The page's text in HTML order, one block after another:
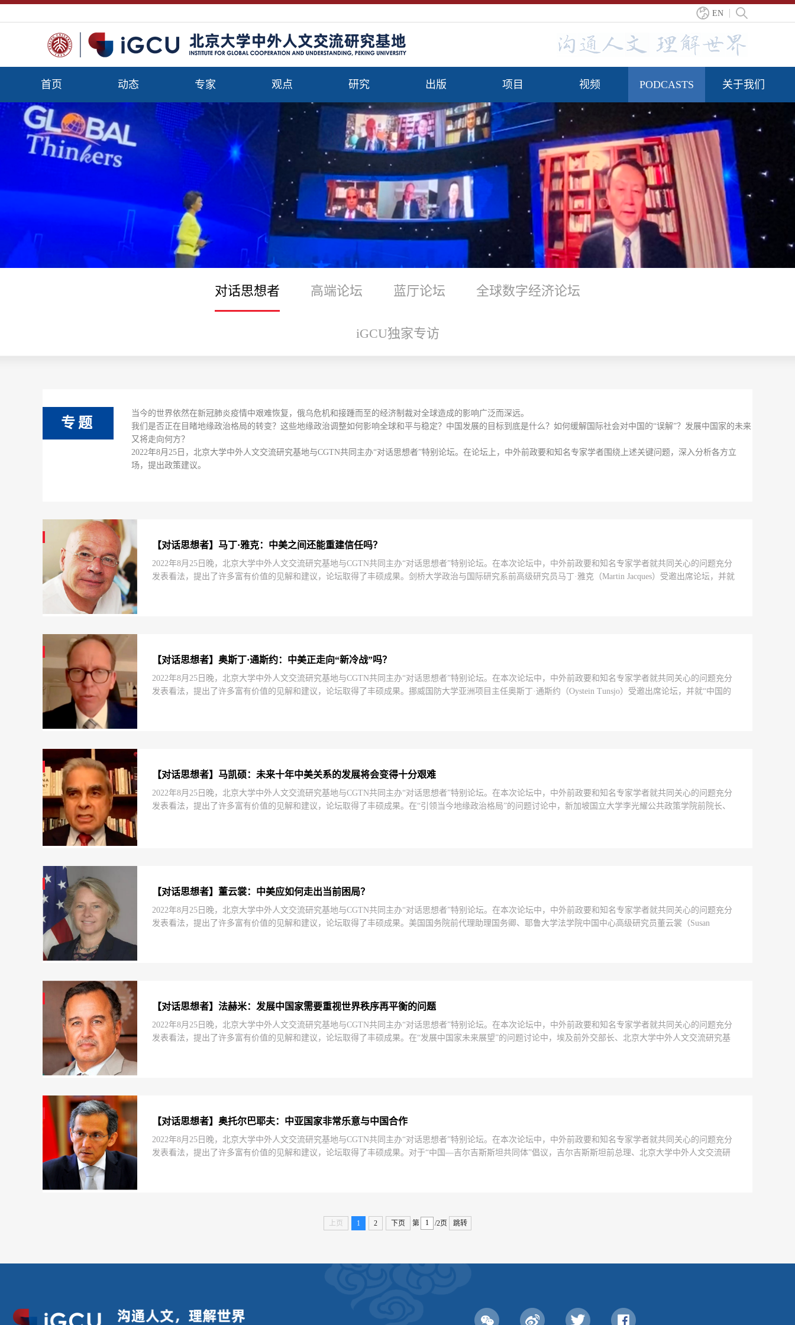
EN
首页 动态 专家 观点 研究 出版 项目 视频 PODCASTS 关于我们
对话思想者 高端论坛 蓝厅论坛 全球数字经济论坛
iGCU独家专访
专题
当今的世界依然在新冠肺炎疫情中艰难恢复，俄乌危机和接踵而至的经济制裁对全球造成的影响广泛而深远。
我们是否正在目睹地缘政治格局的转变？这些地缘政治调整如何影响全球和平与稳定？中国发展的目标到底是什么？如何缓解国际社会对中国的“误解”？发展中国家的未来
又将走向何方？
2022年8月25日， 北京大学中外人文交流研究基地与CGTN共同主办“对话思想者”特别论坛。在论坛上，中外前政要和知名专家学者 围绕上述关键问题， 深入分析各方立
场，提出政策建议。
【对话思想者】马丁·雅克：中美之间还能重建信任吗？
2022年8月25日晚，北京大学中外人文交流研究基地与CGTN共同主办“对话思想者”特别论坛。在本次论坛中，中外前政要和知名专家学者就共同关心的问题充分
发表看法，提出了许多富有价值的见解和建议，论坛取得了丰硕成果。剑桥大学政治与国际研究系前高级研究员马丁·雅克（Martin Jacques）受邀出席论坛，并就
【对话思想者】奥斯丁·通斯约：中美正走向“新冷战”吗？
2022年8月25日晚，北京大学中外人文交流研究基地与CGTN共同主办“对话思想者”特别论坛。在本次论坛中，中外前政要和知名专家学者就共同关心的问题充分
发表看法，提出了许多富有价值的见解和建议，论坛取得了丰硕成果。挪威国防大学亚洲项目主任奥斯丁·通斯约（Oystein Tunsjo）受邀出席论坛，并就“中国的
【对话思想者】马凯硕：未来十年中美关系的发展将会变得十分艰难
2022年8月25日晚，北京大学中外人文交流研究基地与CGTN共同主办“对话思想者”特别论坛。在本次论坛中，中外前政要和知名专家学者就共同关心的问题充分
发表看法，提出了许多富有价值的见解和建议，论坛取得了丰硕成果。在“引领当今地缘政治格局”的问题讨论中，新加坡国立大学李光耀公共政策学院前院长、
【对话思想者】董云裳：中美应如何走出当前困局？
2022年8月25日晚，北京大学中外人文交流研究基地与CGTN共同主办“对话思想者”特别论坛。在本次论坛中，中外前政要和知名专家学者就共同关心的问题充分
发表看法，提出了许多富有价值的见解和建议，论坛取得了丰硕成果。美国国务院前代理助理国务卿、耶鲁大学法学院中国中心高级研究员董云裳（Susan
【对话思想者】法赫米：发展中国家需要重视世界秩序再平衡的问题
2022年8月25日晚，北京大学中外人文交流研究基地与CGTN共同主办“对话思想者”特别论坛。在本次论坛中，中外前政要和知名专家学者就共同关心的问题充分
发表看法，提出了许多富有价值的见解和建议，论坛取得了丰硕成果。在“发展中国家未来展望”的问题讨论中，埃及前外交部长、北京大学中外人文交流研究基
【对话思想者】奥托尔巴耶夫：中亚国家非常乐意与中国合作
2022年8月25日晚，北京大学中外人文交流研究基地与CGTN共同主办“对话思想者”特别论坛。在本次论坛中，中外前政要和知名专家学者就共同关心的问题充分
发表看法，提出了许多富有价值的见解和建议，论坛取得了丰硕成果。对于“中国—吉尔吉斯斯坦共同体”倡议，吉尔吉斯斯坦前总理、北京大学中外人文交流研
上页 1 2 下页 第 /2页 跳转